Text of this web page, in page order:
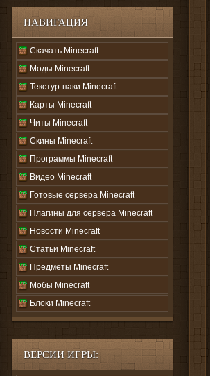
НАВИГАЦИЯ
Скачать Minecraft
Моды Minecraft
Текстур-паки Minecraft
Карты Minecraft
Читы Minecraft
Скины Minecraft
Программы Minecraft
Видео Minecraft
Готовые сервера Minecraft
Плагины для сервера Minecraft
Новости Minecraft
Статьи Minecraft
Предметы Minecraft
Мобы Minecraft
Блоки Minecraft
ВЕРСИИ ИГРЫ: